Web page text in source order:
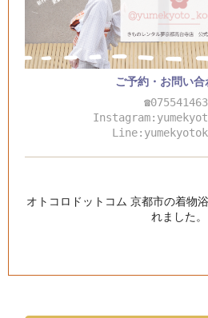
ご予約・お問い合
オトコロドットコム 京都市の着物
れました。